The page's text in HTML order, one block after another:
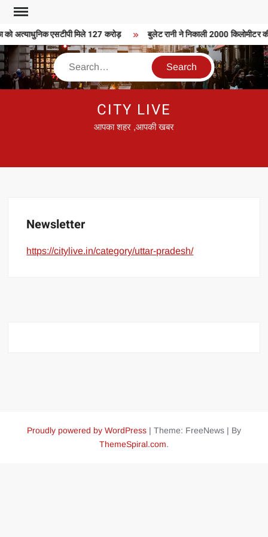
Skip
content
को अत्याधुनिक एसटीपी मिले 127 करोड़ बुलेट रानी ने निकाली 2000 किलोमीटर
Search
CITY LIVE
आपका शहर ,आपकी खबर
Newsletter
https://citylive.in/category/uttar-pradesh/
Proudly powered by WordPress | Theme: FreeNews | By
ThemeSpiral.com.